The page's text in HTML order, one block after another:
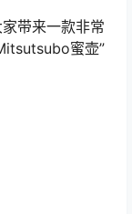
带来一款非常
蜜壶”